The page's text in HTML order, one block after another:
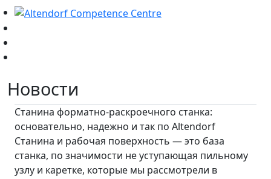
Новости
Станина форматно-раскроечного станка:
основательно, надежно и так по Altendorf
Станина и рабочая поверхность — это база
станка, по значимости не уступающая пильному
узлу и каретке, которые мы рассмотрели в